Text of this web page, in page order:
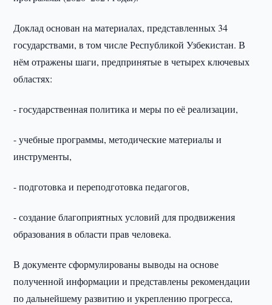
Доклад основан на материалах, представленных 34
государствами, в том числе Республикой Узбекистан. В
нём отражены шаги, предпринятые в четырех ключевых
областях:
- государственная политика и меры по её реализации,
- учебные программы, методические материалы и
инструменты,
- подготовка и переподготовка педагогов,
- создание благоприятных условий для продвижения
образования в области прав человека.
В документе сформулированы выводы на основе
полученной информации и представлены рекомендации
по дальнейшему развитию и укреплению прогресса,